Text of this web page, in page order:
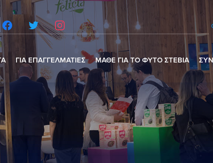
ΓΙΑ ΕΠΑΓΓΕΛΜΑΤΙΕΣ ΜΑΘΕ ΓΙΑ ΤΟ ΦΥΤΟ ΣΤΕΒΙΑ